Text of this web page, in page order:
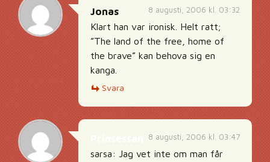
8 augusti, 2006 kl. 03:32
Jonas
Klart han var ironisk. Helt ratt;
”The land of the free, home of
the brave” kan behova sig en
kanga.
Svara
8 augusti, 2006 kl. 03:47
sarsa: Jag vet inte om man får